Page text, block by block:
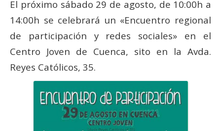
Actas Asamblea Ciudadana
Contacto
Financiación
Participa con Podemos en Albacete
El próximo sábado 29 de agosto, de 10:00h a
14:00h se celebrará un «Encuentro regional
de participación y redes sociales» en el
Centro Joven de Cuenca, sito en la Avda.
Reyes Católicos, 35.